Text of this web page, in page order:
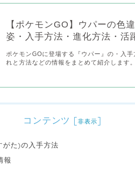
【ポケモンGO】ウパーの色
姿・入手方法・進化方法・活
ポケモンGOに登場する『ウパー』の・入
れと方法などの情報をまとめて紹介します
コンテンツ [非表示]
がた)の入手方法
報